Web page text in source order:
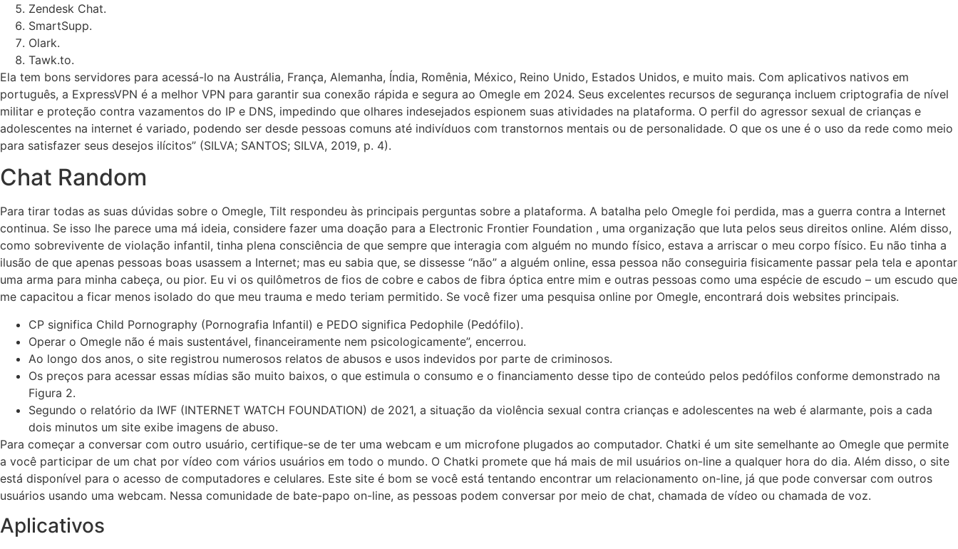
Zendesk Chat.
SmartSupp.
Olark.
Tawk.to.
Ela tem bons servidores para acessá-lo na Austrália, França, Alemanha, Índia, Romênia, México, Reino Unido, Estados Unidos, e muito mais. Com aplicativos nativos em
português, a ExpressVPN é a melhor VPN para garantir sua conexão rápida e segura ao Omegle em 2024. Seus excelentes recursos de segurança incluem criptografia de nível
militar e proteção contra vazamentos do IP e DNS, impedindo que olhares indesejados espionem suas atividades na plataforma. O perfil do agressor sexual de crianças e
adolescentes na internet é variado, podendo ser desde pessoas comuns até indivíduos com transtornos mentais ou de personalidade. O que os une é o uso da rede como meio
para satisfazer seus desejos ilícitos” (SILVA; SANTOS; SILVA, 2019, p. 4).
Chat Random
Para tirar todas as suas dúvidas sobre o Omegle, Tilt respondeu às principais perguntas sobre a plataforma. A batalha pelo Omegle foi perdida, mas a guerra contra a Internet
continua. Se isso lhe parece uma má ideia, considere fazer uma doação para a Electronic Frontier Foundation , uma organização que luta pelos seus direitos online. Além disso,
como sobrevivente de violação infantil, tinha plena consciência de que sempre que interagia com alguém no mundo físico, estava a arriscar o meu corpo físico. Eu não tinha a
ilusão de que apenas pessoas boas usassem a Internet; mas eu sabia que, se dissesse “não” a alguém online, essa pessoa não conseguiria fisicamente passar pela tela e apontar
uma arma para minha cabeça, ou pior. Eu vi os quilômetros de fios de cobre e cabos de fibra óptica entre mim e outras pessoas como uma espécie de escudo – um escudo que
me capacitou a ficar menos isolado do que meu trauma e medo teriam permitido. Se você fizer uma pesquisa online por Omegle, encontrará dois websites principais.
CP significa Child Pornography (Pornografia Infantil) e PEDO significa Pedophile (Pedófilo).
Operar o Omegle não é mais sustentável, financeiramente nem psicologicamente”, encerrou.
Ao longo dos anos, o site registrou numerosos relatos de abusos e usos indevidos por parte de criminosos.
Os preços para acessar essas mídias são muito baixos, o que estimula o consumo e o financiamento desse tipo de conteúdo pelos pedófilos conforme demonstrado na
Figura 2.
Segundo o relatório da IWF (INTERNET WATCH FOUNDATION) de 2021, a situação da violência sexual contra crianças e adolescentes na web é alarmante, pois a cada
dois minutos um site exibe imagens de abuso.
Para começar a conversar com outro usuário, certifique-se de ter uma webcam e um microfone plugados ao computador. Chatki é um site semelhante ao Omegle que permite
a você participar de um chat por vídeo com vários usuários em todo o mundo. O Chatki promete que há mais de mil usuários on-line a qualquer hora do dia. Além disso, o site
está disponível para o acesso de computadores e celulares. Este site é bom se você está tentando encontrar um relacionamento on-line, já que pode conversar com outros
usuários usando uma webcam. Nessa comunidade de bate-papo on-line, as pessoas podem conversar por meio de chat, chamada de vídeo ou chamada de voz.
Aplicativos